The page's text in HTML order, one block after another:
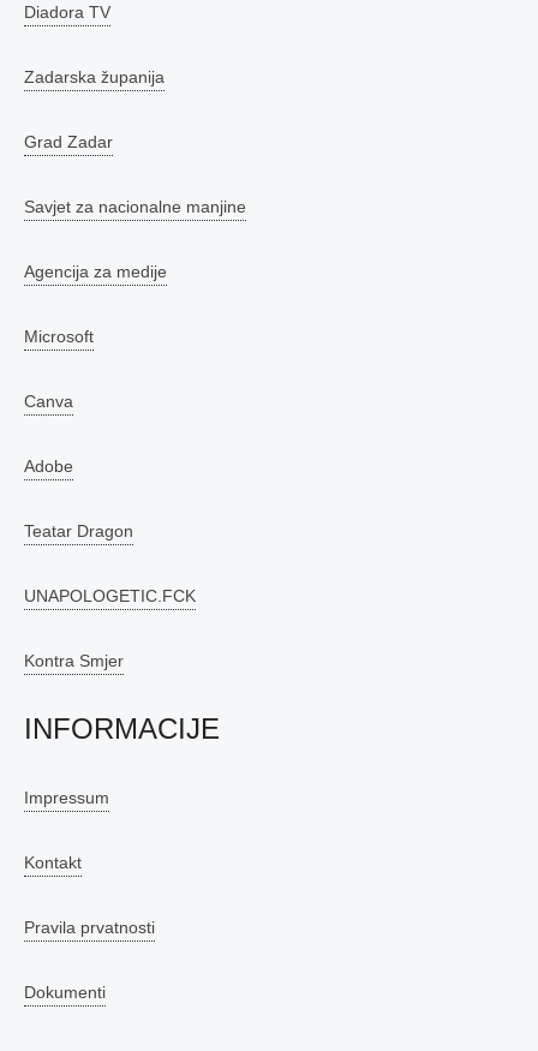
Diadora TV
Zadarska županija
Grad Zadar
Savjet za nacionalne manjine
Agencija za medije
Microsoft
Canva
Adobe
Teatar Dragon
UNAPOLOGETIC.FCK
Kontra Smjer
INFORMACIJE
Impressum
Kontakt
Pravila prvatnosti
Dokumenti